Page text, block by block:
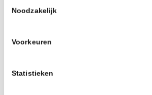
Noodzakelijk
Voorkeuren
Statistieken
afwerking van de luifel ter
nieuwe hoofdentree. Tevens is
van de nieuwe gevelbeplating